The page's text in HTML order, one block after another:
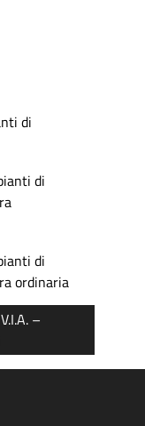
di
di
di
ordinaria
–